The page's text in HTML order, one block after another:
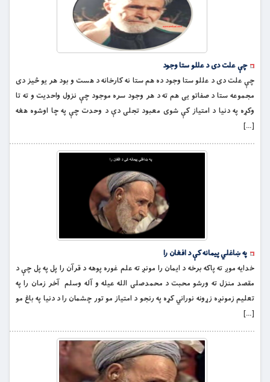
چې علت دی د عللو ستا وجود
چې علت دی د عللو ستا وجود ده هم ستا نه کارخانه د هست و بود هر یو څیز دی
مجموعه ستا د صفاتو یی هم ته د هر وجود سره موجود چې نزول واحدیت و ته تا
وکړه په دنیا د امتیاز کې شوی معبود تجلی دې د وحدت چې په چا اوشوه هغه
[…]
په ښاغلي پیمانه کې د افغان را
خدایه موږ ته پاکه برخه د ایمان را مونږ ته علم غوره پوهه د قرآن را پل په پل چې د
مقصد منزل ته ورشو محبت د محمدصلی الله عیله و آله وسلم آخر زمان را په
تعلیم زمونږه زړونه نوراني کړه په رنجو د امتیاز مو تور چشمان را د دنیا په باغ مو
[…]